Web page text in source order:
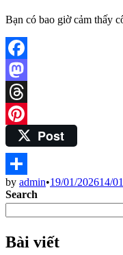
Bạn có bao giờ cảm thấy
Facebook
Mastodon
Threads
PinterestPost
Share
by admin•19/01/202614/
Search
Bài viết